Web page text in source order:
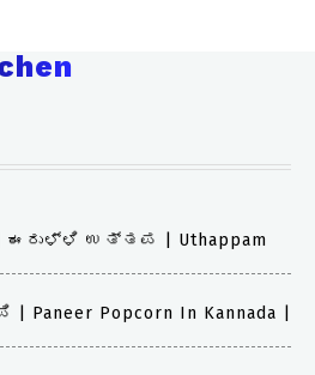
ಉತ್ತಪ | Uthappam
Popcorn In Kannada |